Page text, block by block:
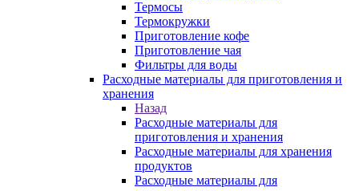
Термосы
Термокружки
Приготовление кофе
Приготовление чая
Фильтры для воды
Расходные материалы для приготовления и
хранения
Назад
Расходные материалы для
приготовления и хранения
Расходные материалы для хранения
продуктов
Расходные материалы для